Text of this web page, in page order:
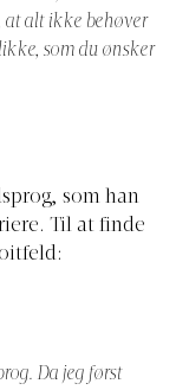
at alt ikke behøver
som du ønsker
som han
Til at finde
Da jeg først